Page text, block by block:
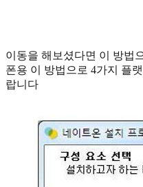
이동을 해보셨다면 이 방법
폰용 이 방법으로 4가지 플
랍니다